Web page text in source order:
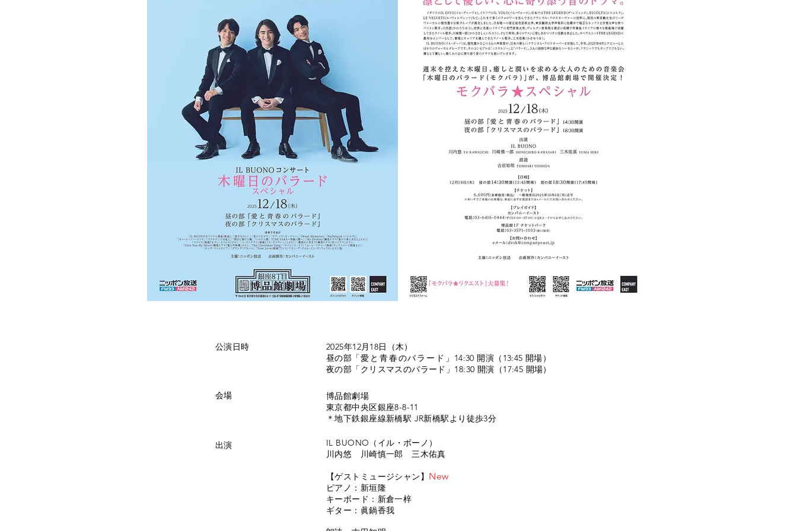
​公演日時
​会場
​出演
2025年12月18日（木）
昼の部「愛と青春のバラード 」14:30 開演（13:45 開場）
夜の部「クリスマスのバラード」18:30 開演（17:45 開場）
博品館劇場
​東京都中央区銀座8-8-11
​＊地下鉄銀座線新橋駅 JR新橋駅より徒歩3分
IL BUONO（イル・ボーノ）
​川内悠 川崎慎一郎 三木佑真
【ゲストミュージシャン】 New
ピアノ：新垣隆
​キーボード：新倉一梓
ギター：眞鍋香我